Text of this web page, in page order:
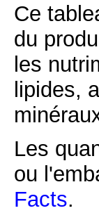
Ce
du
les
lipides,
Les
ou
Facts.